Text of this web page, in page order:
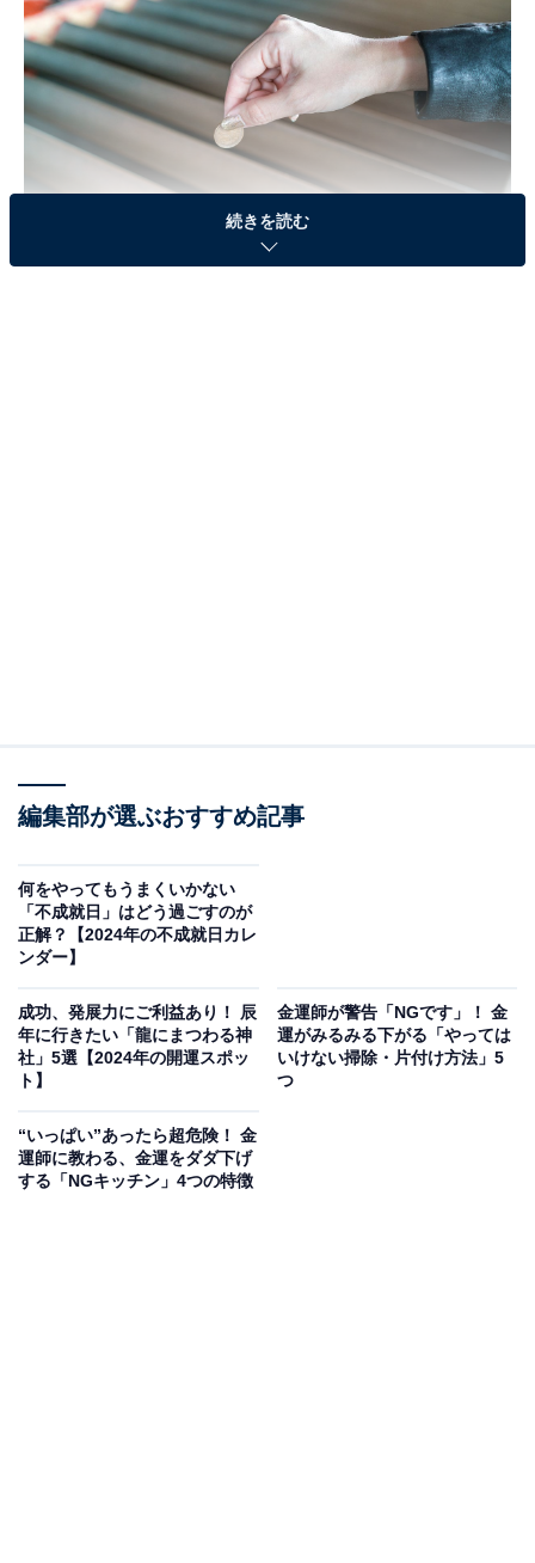
そのため、お賽銭に決まった金額はなく、あくまでも神
とされています。
続きを読む
編集部が選ぶおすすめ記事
何をやってもうまくいかない
「不成就日」はどう過ごすのが
正解？【2024年の不成就日カレ
ンダー】
成功、発展力にご利益あり！ 辰
年に行きたい「龍にまつわる神
社」5選【2024年の開運スポッ
ト】
金運師が警告「NGです」！ 金
運がみるみる下がる「やっては
いけない掃除・片付け方法」5
つ
“いっぱい”あったら超危険！ 金
運師に教わる、金運をダダ下げ
する「NGキッチン」4つの特徴